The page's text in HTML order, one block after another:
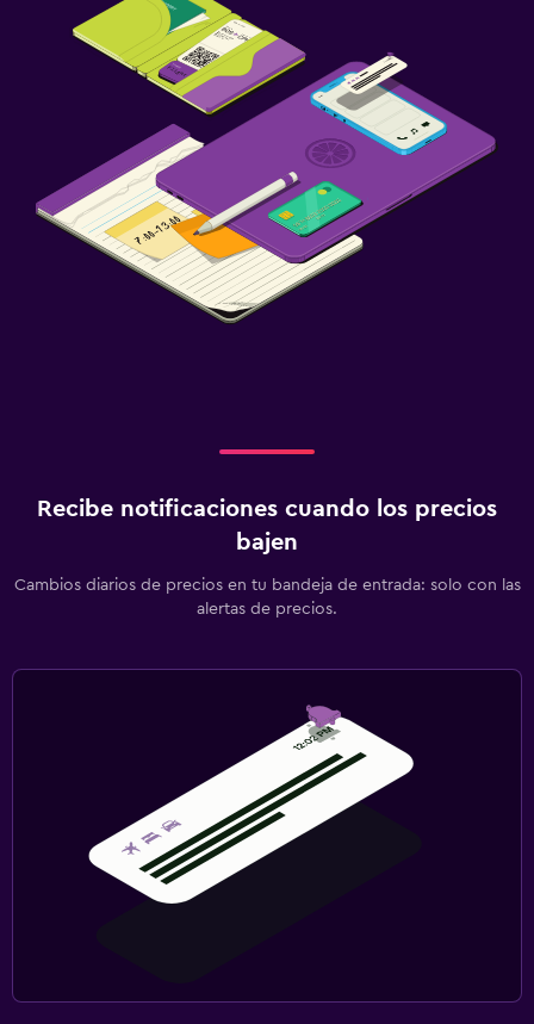
Recibe notificaciones cuando los precios
bajen
Cambios diarios de precios en tu bandeja de entrada: solo con las
alertas de precios.